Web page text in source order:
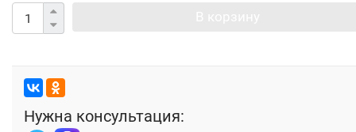
Нужна консультация: